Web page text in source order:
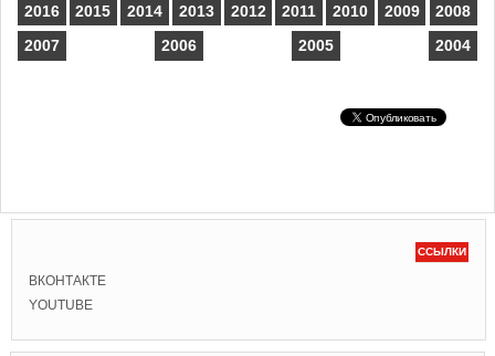
2016
2015 2014 2013 2012 2011 2010 2009
2008
2007
2006 2005 2004
ССЫЛКИ
ВКОНТАКТЕ
YOUTUBE